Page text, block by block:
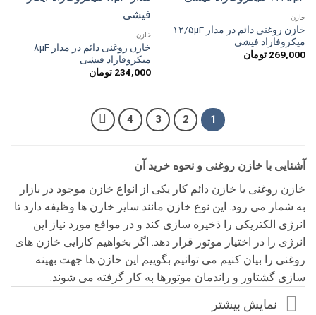
علاقه
مندی
خازن
خازن روغنی دائم در مدار ۱۲/۵µF
میکروفاراد فیشی
269,000 تومان
افزودن
خازن
خازن روغنی دائم در مدار ۸µF
میکروفاراد فیشی
234,000 تومان
1
2
3
4
آشنایی با خازن روغنی و نحوه خرید آن
خازن روغنی یا خازن دائم کار یکی از انواع خازن موجود در بازار
به شمار می رود. این نوع خازن مانند سایر خازن ها وظیفه دارد تا
انرژی الکتریکی را ذخیره سازی کند و در مواقع مورد نیاز این
انرژی را در اختیار موتور قرار دهد. اگر بخواهیم کارایی خازن های
روغنی را بیان کنیم می توانیم بگوییم این خازن ها جهت بهینه
سازی گشتاور و راندمان موتورها به کار گرفته می شوند.
نمایش بیشتر